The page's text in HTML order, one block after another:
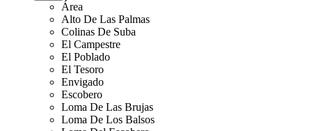
Área
Alto De Las Palmas
Colinas De Suba
El Campestre
El Poblado
El Tesoro
Envigado
Escobero
Loma De Las Brujas
Loma De Los Balsos